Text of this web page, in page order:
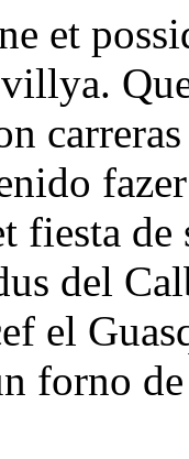
et
fiesta
del
el
forno